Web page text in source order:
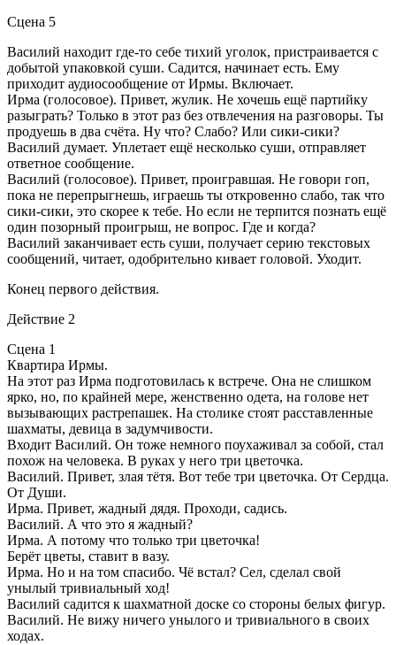
Сцена 5
Василий находит где-то себе тихий уголок, пристраивается с
добытой упаковкой суши. Садится, начинает есть. Ему
приходит аудиосообщение от Ирмы. Включает.
Ирма (голосовое). Привет, жулик. Не хочешь ещё партийку
разыграть? Только в этот раз без отвлечения на разговоры. Ты
продуешь в два счёта. Ну что? Слабо? Или сики-сики?
Василий думает. Уплетает ещё несколько суши, отправляет
ответное сообщение.
Василий (голосовое). Привет, проигравшая. Не говори гоп,
пока не перепрыгнешь, играешь ты откровенно слабо, так что
сики-сики, это скорее к тебе. Но если не терпится познать ещё
один позорный проигрыш, не вопрос. Где и когда?
Василий заканчивает есть суши, получает серию текстовых
сообщений, читает, одобрительно кивает головой. Уходит.
Конец первого действия.
Действие 2
Сцена 1
Квартира Ирмы.
На этот раз Ирма подготовилась к встрече. Она не слишком
ярко, но, по крайней мере, женственно одета, на голове нет
вызывающих растрепашек. На столике стоят расставленные
шахматы, девица в задумчивости.
Входит Василий. Он тоже немного поухаживал за собой, стал
похож на человека. В руках у него три цветочка.
Василий. Привет, злая тётя. Вот тебе три цветочка. От Сердца.
От Души.
Ирма. Привет, жадный дядя. Проходи, садись.
Василий. А что это я жадный?
Ирма. А потому что только три цветочка!
Берёт цветы, ставит в вазу.
Ирма. Но и на том спасибо. Чё встал? Сел, сделал свой
унылый тривиальный ход!
Василий садится к шахматной доске со стороны белых фигур.
Василий. Не вижу ничего унылого и тривиального в своих
ходах.